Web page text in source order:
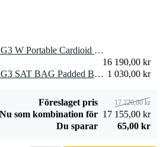
1 x LD Systems MAUI 28 G3 W Portable Cardioid Column Array Speaker System (White)
16 190,00 kr
1 x LD Systems MAUI 28 G3 SAT BAG Padded Bag for MAUI 28 G3 Column Array Speakers 1 030,00 kr
Föreslaget pris 17 220,00 kr
Nu som kombination för 17 155,00 kr
Du sparar
65,00 kr